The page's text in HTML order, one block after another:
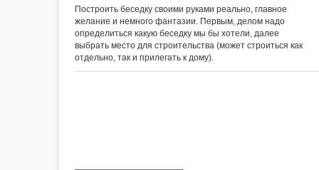
Построить беседку своими руками реально, главное
желание и немного фантазии. Первым, делом надо
определиться какую беседку мы бы хотели, далее
выбрать место для строительства (может строиться как
отдельно, так и прилегать к дому).